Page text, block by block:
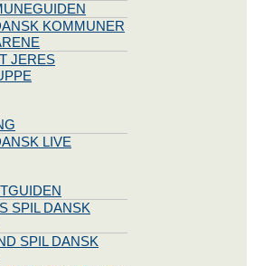
KOMMUNER
JERES
LIVE
SPIL DANSK
SPIL DANSK